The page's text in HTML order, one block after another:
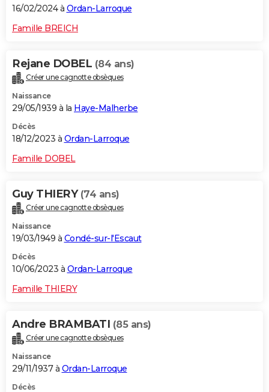
16/02/2024 à Ordan-Larroque
Famille BREICH
Rejane DOBEL (84 ans)
Créer une cagnotte obsèques
Naissance
29/05/1939 à la Haye-Malherbe
Décès
18/12/2023 à Ordan-Larroque
Famille DOBEL
Guy THIERY (74 ans)
Créer une cagnotte obsèques
Naissance
19/03/1949 à Condé-sur-l'Escaut
Décès
10/06/2023 à Ordan-Larroque
Famille THIERY
Andre BRAMBATI (85 ans)
Créer une cagnotte obsèques
Naissance
29/11/1937 à Ordan-Larroque
Décès